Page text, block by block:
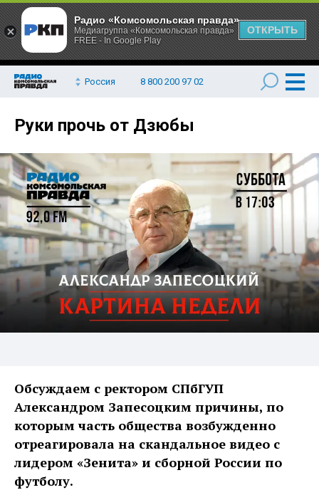
Россия 8 800 200 97 02
Руки прочь от Дзюбы
Обсуждаем с ректором СПбГУП
Александром Запесоцким причины, по
которым часть общества возбужденно
отреагировала на скандальное видео с
лидером «Зенита» и сборной России по
футболу.
Радио «Комсомольская правда»
Медиагруппа «Комсомольская правда»
FREE - In Google Play
ОТКРЫТЬ